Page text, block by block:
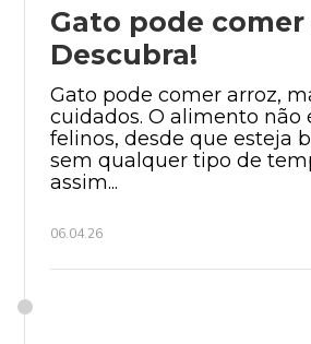
Gato pode comer
Descubra!
Gato pode comer arroz,
cuidados. O alimento não
felinos, desde que esteja
sem qualquer tipo de
assim...
06.04.26